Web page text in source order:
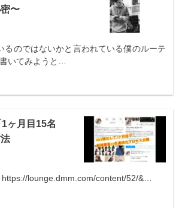
〜
るのではないかと言われている僕のルーテ
いてみようと…
ヶ月目15名
lounge.dmm.com/content/52/&…